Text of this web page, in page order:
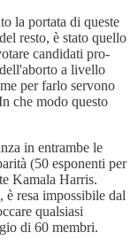
la portata di queste
resto, è stato quello
candidati pro-
a livello
per farlo servono
che modo questo
in entrambe le
(50 esponenti per
Kamala Harris.
resa impossibile dal
qualsiasi
di 60 membri.